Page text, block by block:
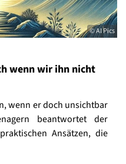
© AI Pics
wenn wir ihn nicht
wenn er doch unsichtbar
beantwortet der
Ansätzen, die